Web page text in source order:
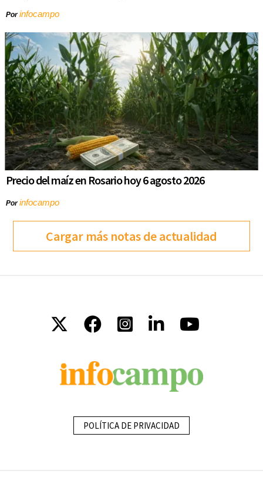
Porinfocampo
Precio del maíz en Rosario hoy 6 agosto 2026
Porinfocampo
Cargar más notas de actualidad
POLÍTICA DE PRIVACIDAD